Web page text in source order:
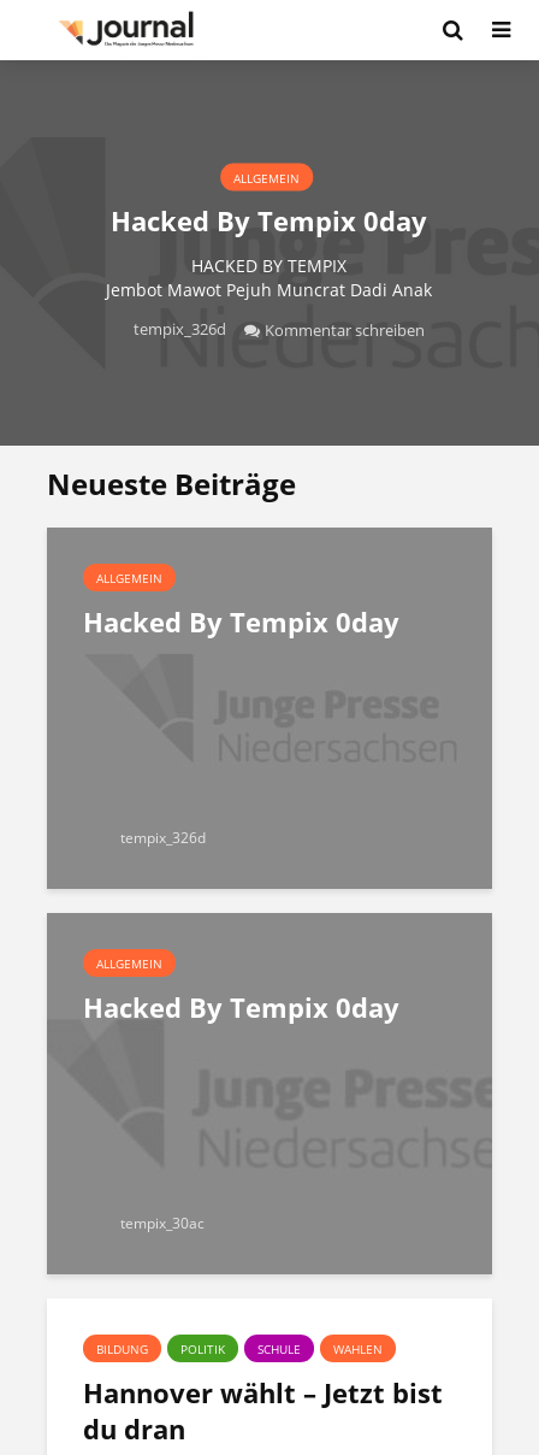
ALLGEMEIN
Hacked By Tempix 0day
HACKED BY TEMPIX
Jembot Mawot Pejuh Muncrat Dadi Anak
tempix_326d Kommentar schreiben
Neueste Beiträge
ALLGEMEIN
Hacked By Tempix 0day
tempix_326d
ALLGEMEIN
Hacked By Tempix 0day
tempix_30ac
BILDUNG POLITIK SCHULE WAHLEN
Hannover wählt – Jetzt bist
du dran